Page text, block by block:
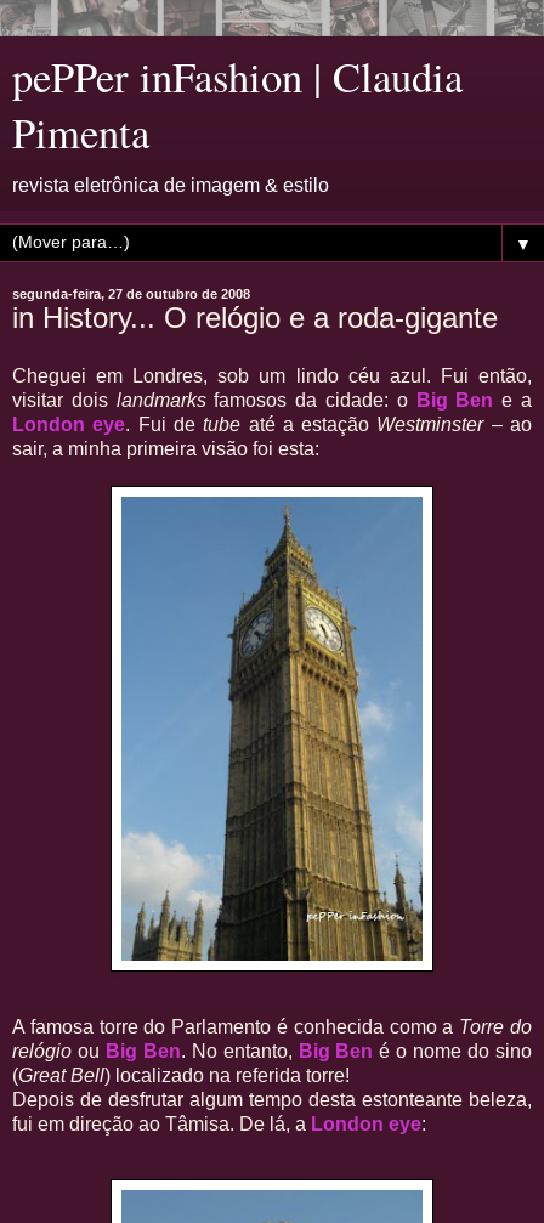
pePPer inFashion | Claudia
Pimenta
revista eletrônica de imagem & estilo
▼
segunda-feira, 27 de outubro de 2008
in History... O relógio e a roda-gigante
Cheguei em Londres, sob um lindo céu azul. Fui então,
visitar dois landmarksfamosos da cidade: o Big Ben e a
London eye. Fui detube até a estação Westminster– ao
sair, a minha primeira visão foi esta:
A famosa torre do Parlamento é conhecida como a Torre do
relógio ou Big Ben. No entanto, Big Ben é o nome do sino
(Great Bell) localizado na referida torre!
Depois de desfrutar algum tempo desta estonteante beleza,
fui em direção ao Tâmisa. De lá, a London eye: